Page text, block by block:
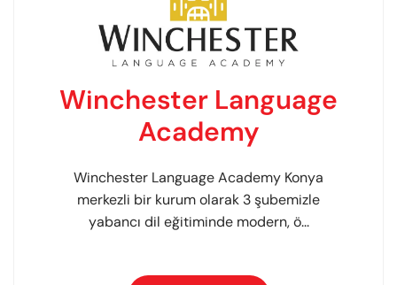
Winchester Language
Academy
Winchester Language Academy Konya
merkezli bir kurum olarak 3 şubemizle
yabancı dil eğitiminde modern, ö...